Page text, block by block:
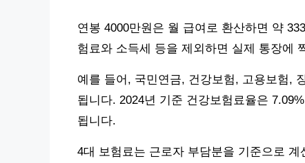
연봉 4000만원은 월 급여로 환산하면 약
험료와 소득세 등을 제외하면 실제 통장에
예를 들어, 국민연금, 건강보험, 고용보험,
됩니다. 2024년 기준 건강보험료율은
됩니다.
4대 보험료는 근로자 부담분을 기준으로